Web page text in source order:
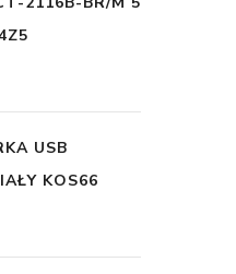
USB
KOS66